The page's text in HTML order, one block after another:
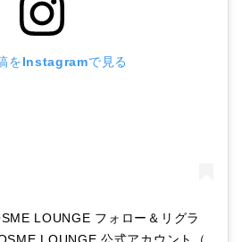
をInstagramで見る
LOUNGE フォロー＆リグラ